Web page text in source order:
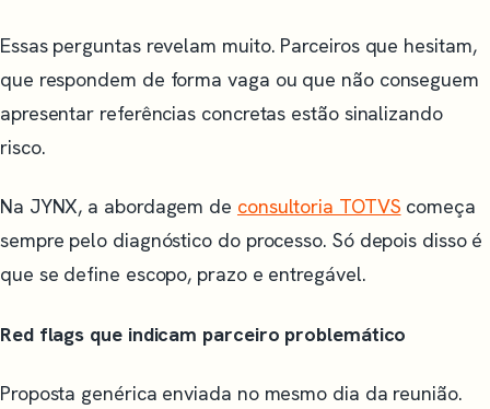
Essas perguntas revelam muito. Parceiros que hesitam,
que respondem de forma vaga ou que não conseguem
apresentar referências concretas estão sinalizando
risco.
Na JYNX, a abordagem de consultoria TOTVS começa
sempre pelo diagnóstico do processo. Só depois disso é
que se define escopo, prazo e entregável.
Red flags que indicam parceiro problemático
Proposta genérica enviada no mesmo dia da reunião.